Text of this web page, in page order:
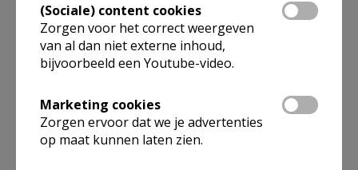
parochieadministrator
Pater JohanGoossens
Kerkplein 1
1850 Grimbergen
(Sociale) content cookies
Zorgen voor het correct weergeven
van al dan niet externe inhoud,
bijvoorbeeld een Youtube-video.
Marketing cookies
Zorgen ervoor dat we je advertenties
op maat kunnen laten zien.